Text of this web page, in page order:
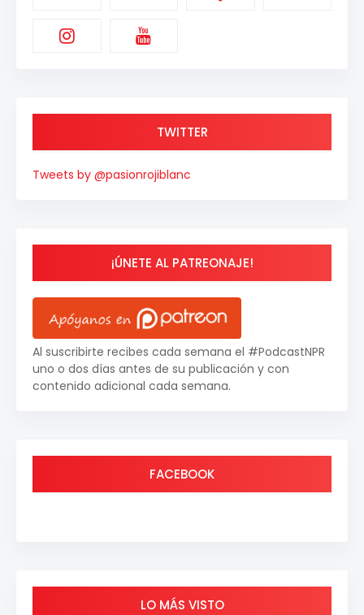
TWITTER
Tweets by @pasionrojiblanc
¡ÚNETE AL PATREONAJE!
Al suscribirte recibes cada semana el #PodcastNPR
uno o dos días antes de su publicación y con
contenido adicional cada semana.
FACEBOOK
LO MÁS VISTO